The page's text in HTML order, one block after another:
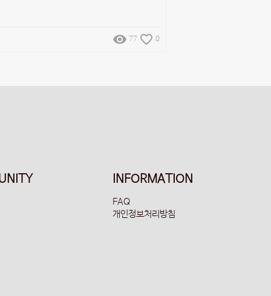
remove_red_eye 77 favorite_border 0
INFORMATION
FAQ
개인정보처리방침